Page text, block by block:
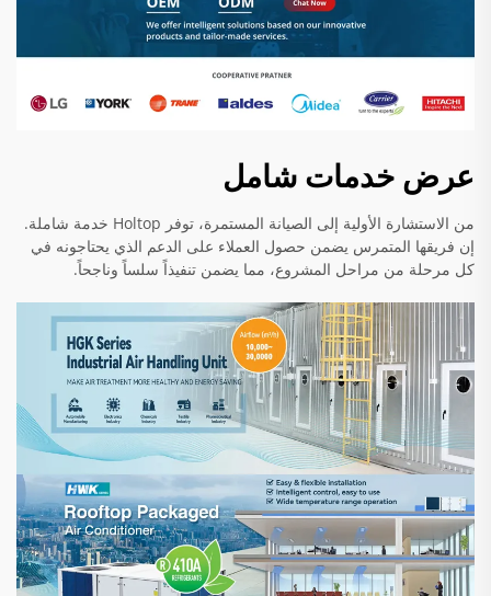
عرض خدمات شامل
من الاستشارة الأولية إلى الصيانة المستمرة، توفر Holtop خدمة شاملة.
إن فريقها المتمرس يضمن حصول العملاء على الدعم الذي يحتاجونه في
كل مرحلة من مراحل المشروع، مما يضمن تنفيذاً سلساً وناجحاً.